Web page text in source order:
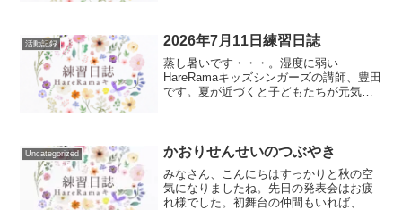
の皆さんがのびのびといら...
活動記録 2026年7月11日練習日誌
蒸し暑いです・・・。湿度に弱い
HareRamaキッズシンガーズの講師、豊田
です。夏が近づくと子どもたちが元気に
ることを覚えて演奏する...
Uncategorized かおりせんせいのつぶやき
みなさん、こんにちはすっかりと秋の空
気になりましたね。先日の発表会はお疲
れ様でした。初舞台の仲間もいれば、今